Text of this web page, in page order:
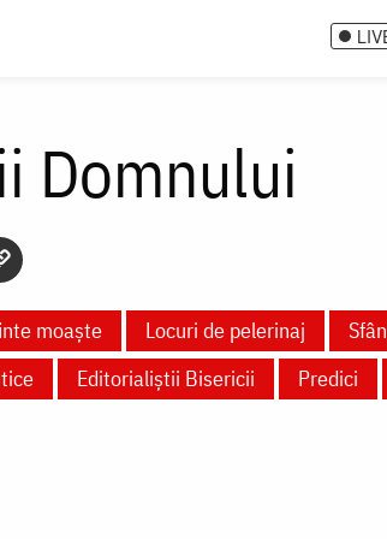
Domnului
moaște Locuri de pelerinaj
Editorialiștii Bisericii Predici